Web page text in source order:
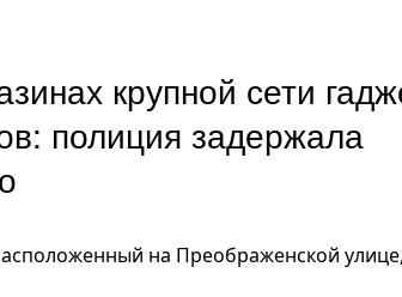
крупной сети
полиция задержала
на Преображенской